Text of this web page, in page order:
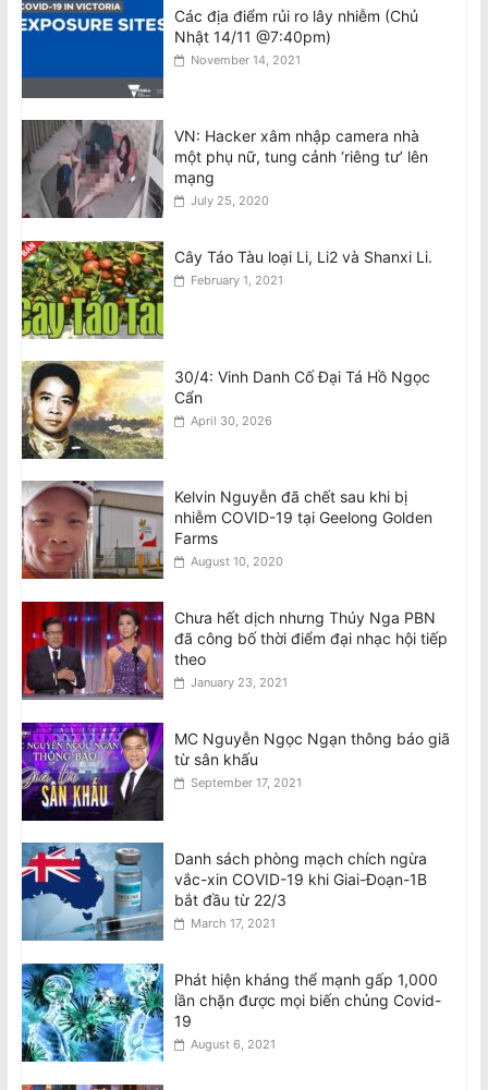
Bài Phản Biện Về Thông Báo ngày 7/8
của Ô. Nguyễn Quang Duy: Sự
Nguyện Biện Và Hành Vi Vu Khống
Hàm Hồ Bắt Nguồn Từ Sự Gian Dối Nội
August 8, 2026
Tân BCH CĐNVTD-VIC: Tóm Tắt Thư
Luật Sư Bằng Tiếng Việt
August 8, 2026
Các địa điểm rủi ro lây nhiễm (Chủ
Nhật 14/11 @7:40pm)
November 14, 2021
VN: Hacker xâm nhập camera nhà
một phụ nữ, tung cảnh ‘riêng tư’ lên
mạng
July 25, 2020
Cây Táo Tàu loại Li, Li2 và Shanxi Li.
February 1, 2021
30/4: Vinh Danh Cố Đại Tá Hồ Ngọc
Cẩn
April 30, 2026
Kelvin Nguyễn đã chết sau khi bị
nhiễm COVID-19 tại Geelong Golden
Farms
August 10, 2020
Chưa hết dịch nhưng Thúy Nga PBN
đã công bố thời điểm đại nhạc hội tiếp
theo
January 23, 2021
MC Nguyễn Ngọc Ngạn thông báo giã
từ sân khấu
September 17, 2021
Danh sách phòng mạch chích ngừa
vắc-xin COVID-19 khi Giai-Đoạn-1B
bắt đầu từ 22/3
March 17, 2021
Phát hiện kháng thể mạnh gấp 1,000
lần chặn được mọi biến chủng Covid-
19
August 6, 2021